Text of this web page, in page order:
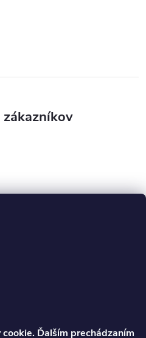
Ďalším prechádzaním